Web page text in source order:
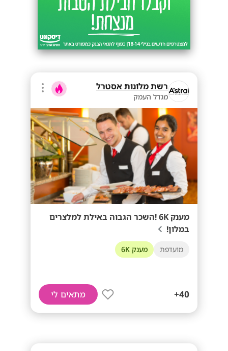
רשת מלונות אסטרל
מגדל העמק
מענק 6K !השכר הגבוה באילת למלצרים
במלון!
מועדפת מענק 6K
40+ מתאים לי